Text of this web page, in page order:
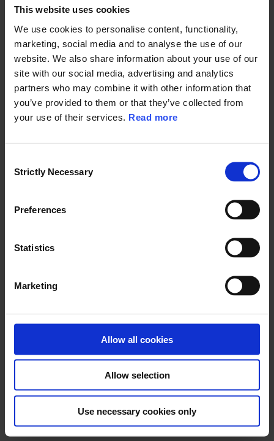
This website uses cookies
We use cookies to personalise content, functionality,
marketing, social media and to analyse the use of our
website. We also share information about your use of our
site with our social media, advertising and analytics
partners who may combine it with other information that
you’ve provided to them or that they’ve collected from
your use of their services. Read more
Strictly Necessary
Preferences
Statistics
Marketing
Allow all cookies
Allow selection
Use necessary cookies only
Sukunimi *
Sähköposti*
Laskutustiedot
ym.) sekä toimittaa tarvittaessa koulutuskohtaisen PO:n
osoitteeseen
Yrityksen osoite